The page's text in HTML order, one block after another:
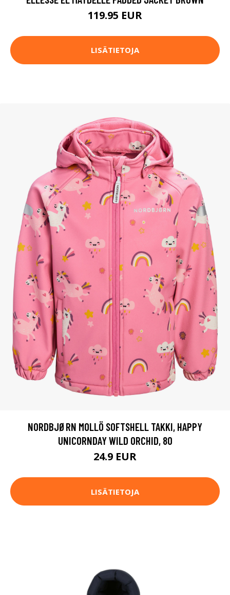
119.95 EUR
LISÄTIETOJA
NORDBJØRN MOLLÖ SOFTSHELL TAKKI, HAPPY
UNICORNDAY WILD ORCHID, 80
24.9 EUR
LISÄTIETOJA